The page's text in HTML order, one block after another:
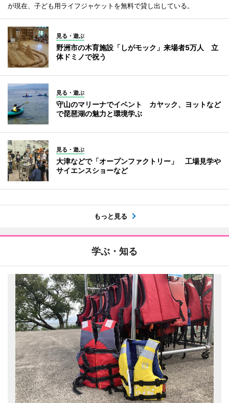
が現在、子ども用ライフジャケットを無料で貸し出している。
見る・遊ぶ
野洲市の木育施設「しがモック」来場者5万人 立
体ドミノで祝う
見る・遊ぶ
守山のマリーナでイベント カヤック、ヨットなど
で琵琶湖の魅力と環境学ぶ
見る・遊ぶ
大津などで「オープンファクトリー」 工場見学や
サイエンスショーなど
もっと見る
学ぶ・知る